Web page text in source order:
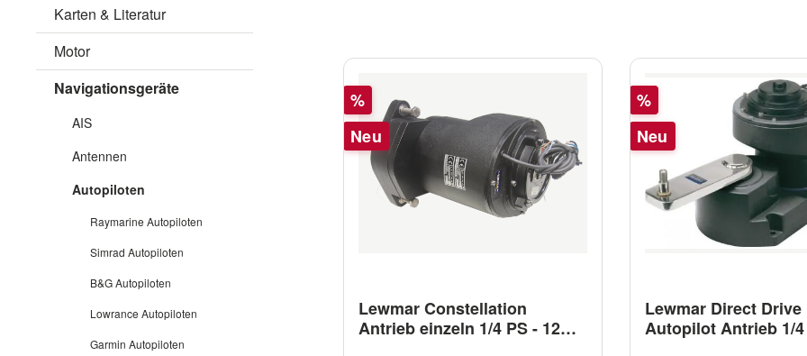
Karten & Literatur
Motor
Navigationsgeräte
AIS
Antennen
Autopiloten
Raymarine Autopiloten
Simrad Autopiloten
B&G Autopiloten
Lowrance Autopiloten
Garmin Autopiloten
Rabatt
%
Neu
Lewmar Constellation
Antrieb einzeln 1/4 PS - 12V -
Rabatt
%
Neu
Lewmar Direct Drive
Autopilot Antrieb 1/4